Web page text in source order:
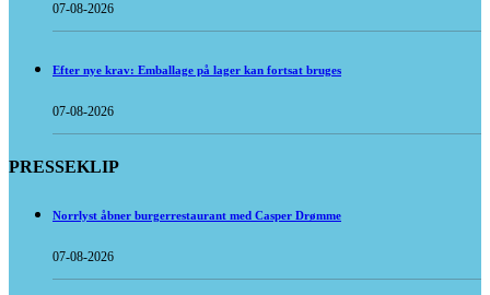
07-08-2026
Efter nye krav: Emballage på lager kan fortsat bruges
07-08-2026
PRESSEKLIP
Norrlyst åbner burgerrestaurant med Casper Drømme
07-08-2026